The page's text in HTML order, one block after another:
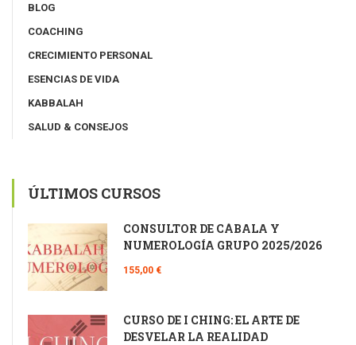
BLOG
COACHING
CRECIMIENTO PERSONAL
ESENCIAS DE VIDA
KABBALAH
SALUD & CONSEJOS
ÚLTIMOS CURSOS
CONSULTOR DE CÁBALA Y
NUMEROLOGÍA GRUPO 2025/2026
155,00 €
CURSO DE I CHING: EL ARTE DE
DESVELAR LA REALIDAD